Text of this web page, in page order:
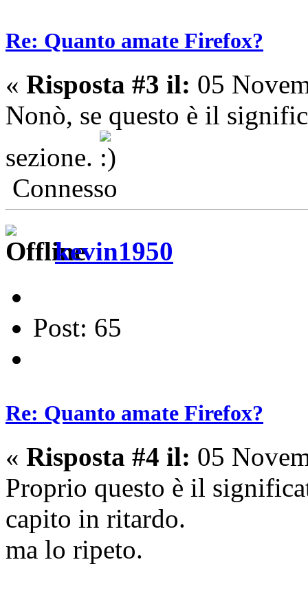
Re: Quanto amate Firefox?
« Risposta #3 il: 05
Nonò, se questo è il
sezione.
Connesso
kevin1950
Post: 65
Re: Quanto amate Firefox?
« Risposta #4 il: 05
Proprio questo è il
capito in ritardo.
ma lo ripeto.